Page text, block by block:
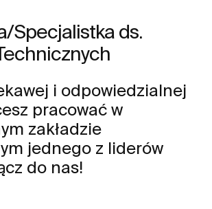
Specjalistka ds.
i odpowiedzialnej
pracować w
zakładzie
jednego z liderów
do nas!